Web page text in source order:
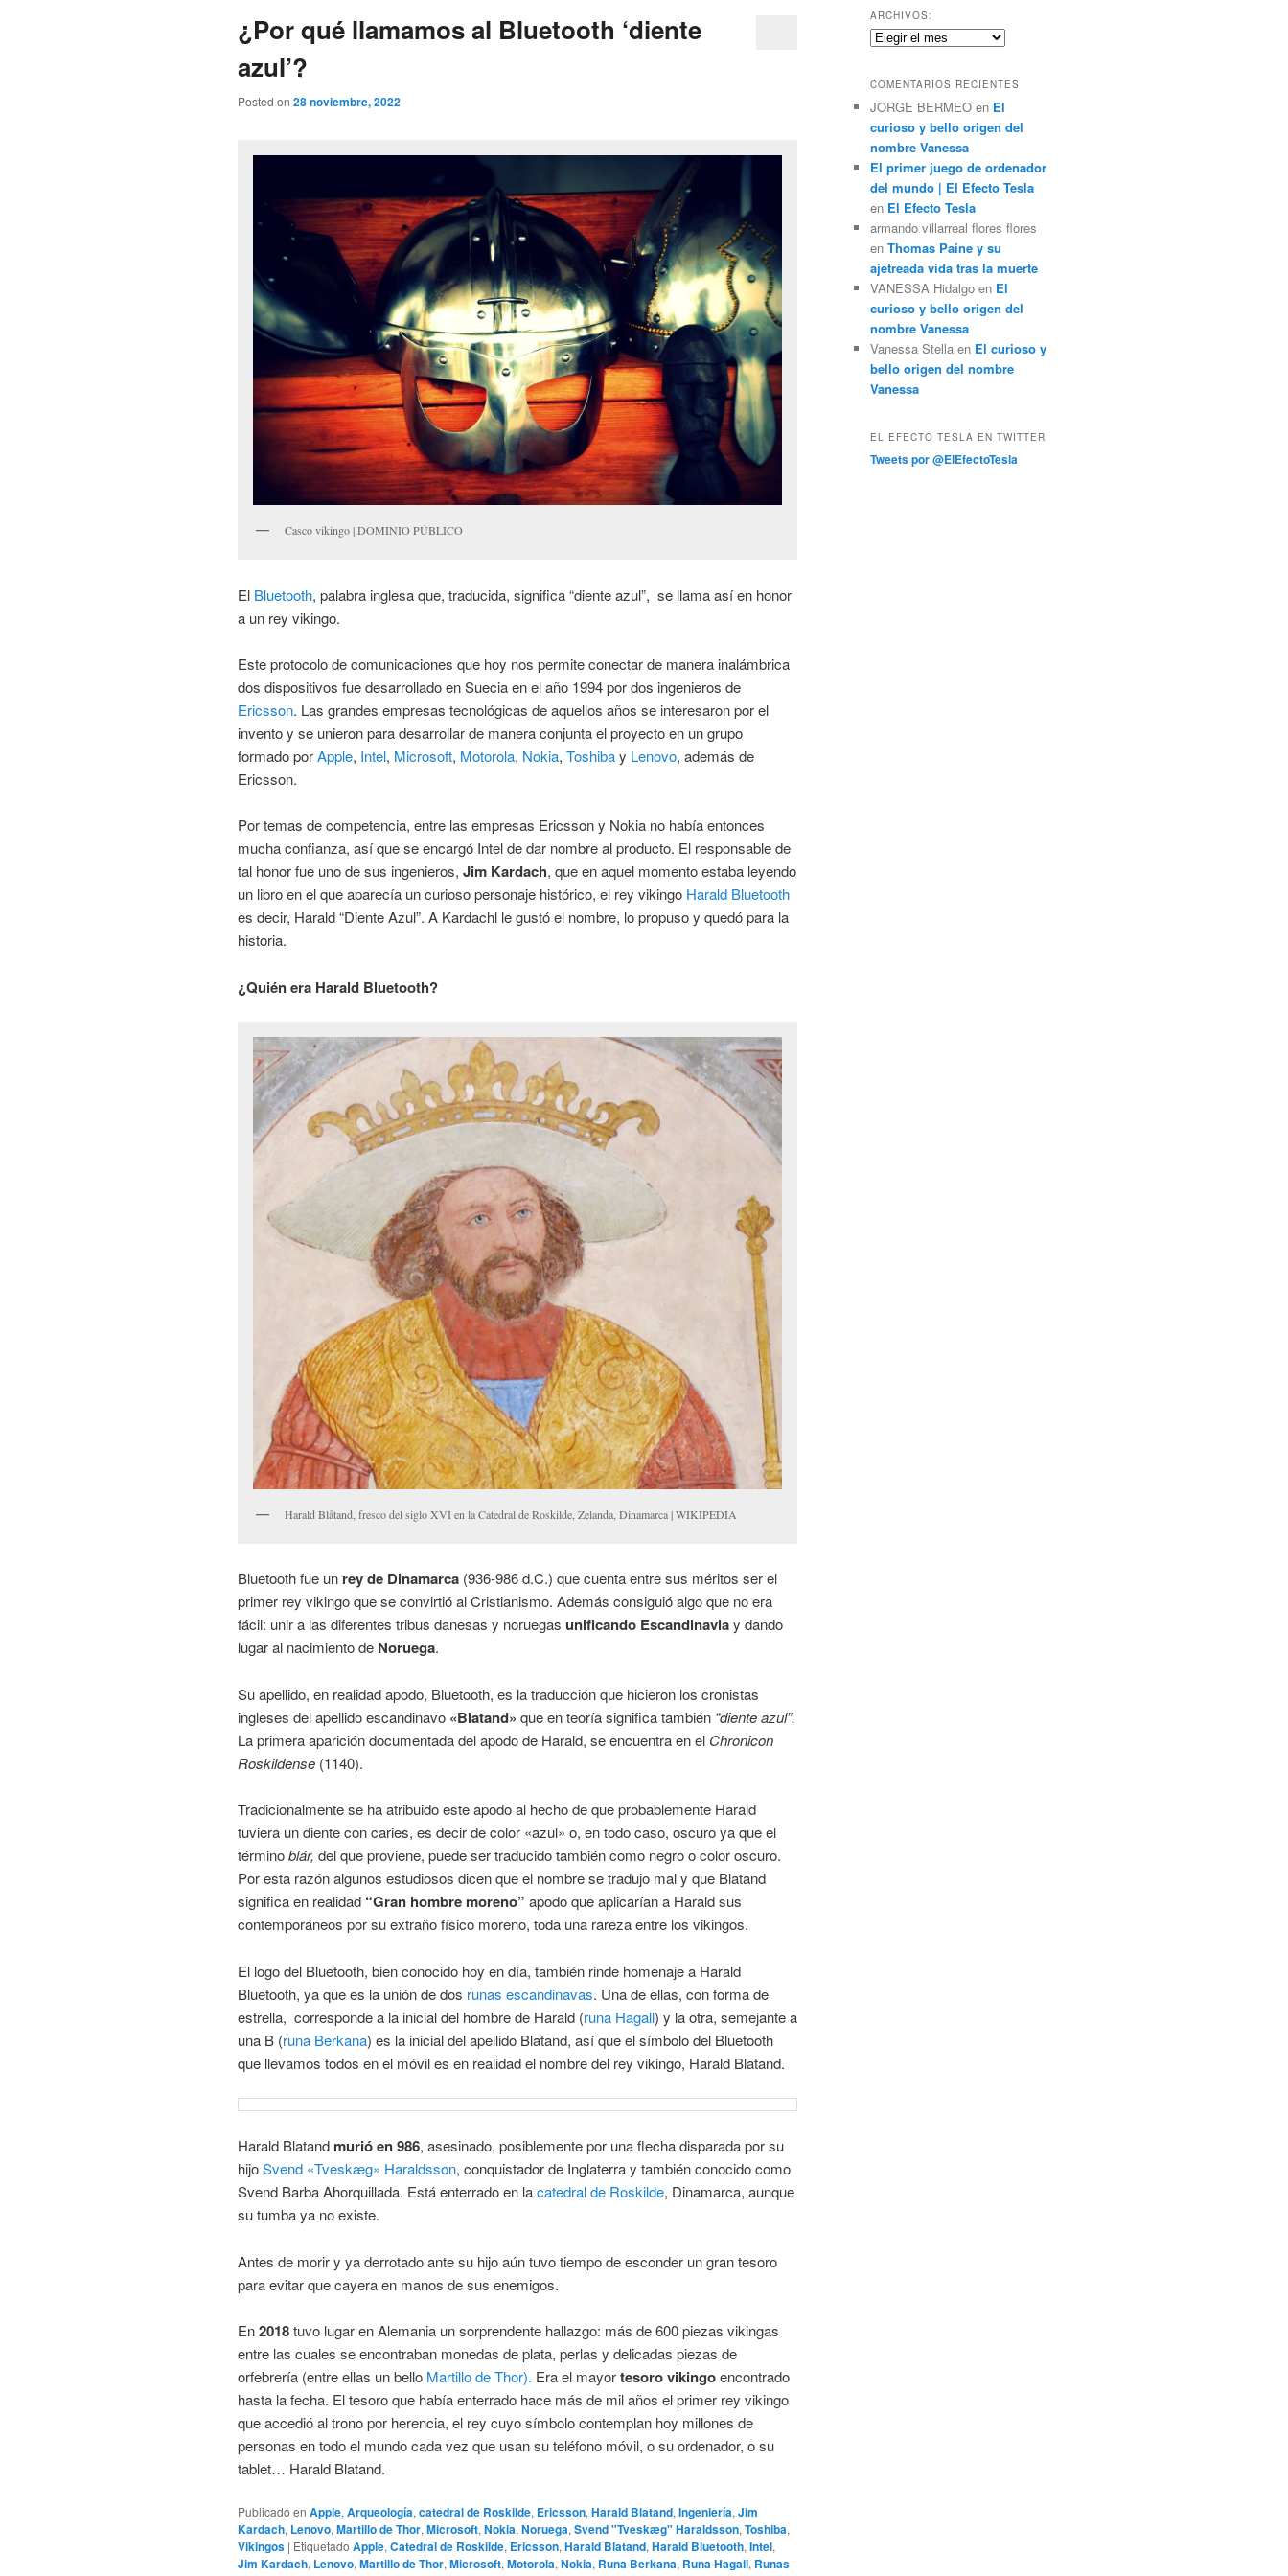
¿Por qué llamamos al Bluetooth ‘diente
azul’?
Posted on 28 noviembre, 2022
Casco vikingo | DOMINIO PÚBLICO
El Bluetooth, palabra inglesa que, traducida, significa “diente azul”, se llama así en honor
a un rey vikingo.
Este protocolo de comunicaciones que hoy nos permite conectar de manera inalámbrica
dos dispositivos fue desarrollado en Suecia en el año 1994 por dos ingenieros de
Ericsson. Las grandes empresas tecnológicas de aquellos años se interesaron por el
invento y se unieron para desarrollar de manera conjunta el proyecto en un grupo
formado porApple, Intel, Microsoft, Motorola, Nokia, Toshibay Lenovo, además de
Ericsson.
Por temas de competencia, entre las empresas Ericsson y Nokia no había entonces
mucha confianza, así que se encargó Intel de dar nombre al producto. El responsable de
tal honor fue uno de sus ingenieros, Jim Kardach, que en aquel momento estaba leyendo
un libro en el que aparecía un curioso personaje histórico, el rey vikingo Harald Bluetooth
es decir, Harald “Diente Azul”. A Kardachl le gustó el nombre, lo propuso y quedó para la
historia.
¿Quién era Harald Bluetooth?
Harald Blåtand, fresco del siglo XVI en la Catedral de Roskilde, Zelanda, Dinamarca | WIKIPEDIA
Bluetooth fue un rey de Dinamarca (936-986 d.C.) que cuenta entre sus méritos ser el
primer rey vikingo que se convirtió al Cristianismo. Además consiguió algo que no era
fácil: unir a las diferentes tribus danesas y noruegas unificando Escandinaviay dando
lugar al nacimiento de Noruega.
Su apellido, en realidad apodo, Bluetooth, es la traducción que hicieron los cronistas
ingleses del apellido escandinavo «Blatand» que en teoría significa también “diente azul”.
La primera aparición documentada del apodo de Harald, se encuentra en el Chronicon
Roskildense (1140).
Tradicionalmente se ha atribuido este apodo al hecho de que probablemente Harald
tuviera un diente con caries, es decir de color «azul» o, en todo caso, oscuro ya que el
términoblár, del que proviene, puede ser traducido también como negro o color oscuro.
Por esta razón algunos estudiosos dicen que el nombre se tradujo mal y que Blatand
significa en realidad “Gran hombre moreno” apodo que aplicarían a Harald sus
contemporáneos por su extraño físico moreno, toda una rareza entre los vikingos.
El logo del Bluetooth, bien conocido hoy en día, también rinde homenaje a Harald
Bluetooth, ya que es la unión de dos runas escandinavas. Una de ellas, con forma de
estrella, corresponde a la inicial del hombre de Harald (runa Hagall) y la otra, semejante a
una B (runa Berkana) es la inicial del apellido Blatand, así que el símbolo del Bluetooth
que llevamos todos en el móvil es en realidad el nombre del rey vikingo, Harald Blatand.
Harald Blatand murió en 986, asesinado, posiblemente por una flecha disparada por su
hijoSvend «Tveskæg» Haraldsson, conquistador de Inglaterra y también conocido como
Svend Barba Ahorquillada. Está enterrado en lacatedral de Roskilde, Dinamarca, aunque
su tumba ya no existe.
Antes de morir y ya derrotado ante su hijo aún tuvo tiempo de esconder un gran tesoro
para evitar que cayera en manos de sus enemigos.
En2018tuvo lugar en Alemania un sorprendente hallazgo: más de 600 piezas vikingas
entre las cuales se encontraban monedas de plata, perlas y delicadas piezas de
orfebrería (entre ellas un bello Martillo de Thor). Era el mayortesoro vikingoencontrado
hasta la fecha. El tesoro que había enterrado hace más de mil años el primer rey vikingo
que accedió al trono por herencia, el rey cuyo símbolo contemplan hoy millones de
personas en todo el mundo cada vez que usan su teléfono móvil, o su ordenador, o su
tablet… Harald Blatand.
Publicado en Apple,Arqueología,catedral de Roskilde, Ericsson,Harald Blatand,Ingeniería,Jim
Kardach, Lenovo,Martillo de Thor,Microsoft,Nokia,Noruega,Svend "Tveskæg" Haraldsson,Toshiba,
Vikingos | Etiquetado Apple,Catedral de Roskilde, Ericsson,Harald Blatand,Harald Bluetooth,Intel,
Jim Kardach, Lenovo,Martillo de Thor,Microsoft,Motorola,Nokia, Runa Berkana, Runa Hagall, Runas
c
a
r
ARCHIVOS:
Archivos:
COMENTARIOS RECIENTES
JORGE BERMEO en El
curioso y bello origen del
nombre Vanessa
El primer juego de ordenador
del mundo | El Efecto Tesla
en El Efecto Tesla
armando villarreal flores flores
en Thomas Paine y su
ajetreada vida tras la muerte
VANESSA Hidalgo en El
curioso y bello origen del
nombre Vanessa
Vanessa Stella en El curioso y
bello origen del nombre
Vanessa
EL EFECTO TESLA EN TWITTER
Tweets por @ElEfectoTesla